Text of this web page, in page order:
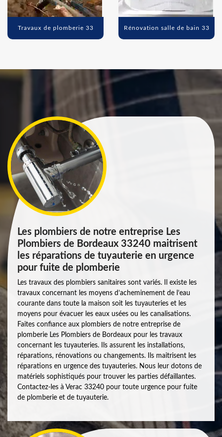
Travaux de plomberie 33 Rénovation salle de bain 33
Les plombiers de notre entreprise Les
Plombiers de Bordeaux 33240 maitrisent
les réparations de tuyauterie en urgence
pour fuite de plomberie
Les travaux des plombiers sanitaires sont variés. Il existe les
travaux concernant les moyens d’acheminement de l’eau
courante dans toute la maison soit les tuyauteries et les
moyens pour évacuer les eaux usées ou les canalisations.
Faites confiance aux plombiers de notre entreprise de
plomberie Les Plombiers de Bordeaux pour les travaux
concernant les tuyauteries. Ils assurent les installations,
réparations, rénovations ou changements. Ils maitrisent les
réparations en urgence des tuyauteries. Nous leur dotons de
matériels sophistiqués pour trouver les parties défaillantes.
Contactez-les à Verac 33240 pour toute urgence pour fuite
de plomberie et de tuyauterie.